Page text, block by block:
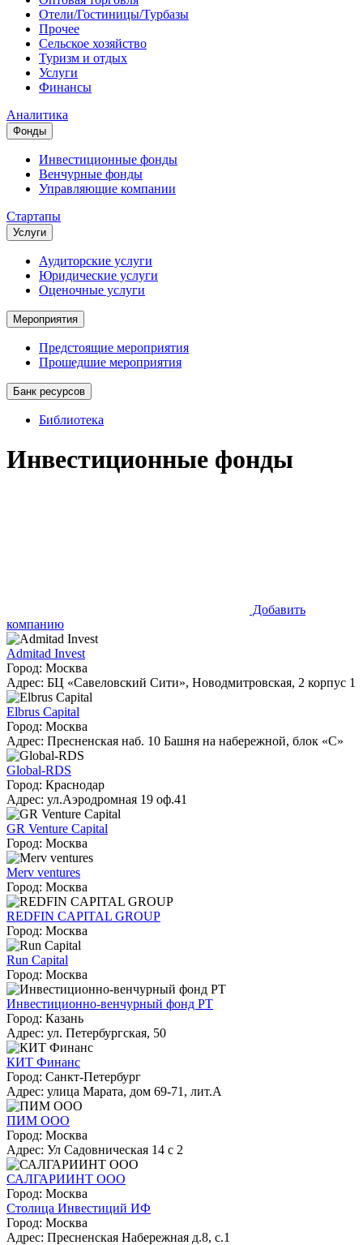
Отели/Гостиницы/Турбазы
Прочее
Сельское хозяйство
Туризм и отдых
Услуги
Финансы
Аналитика
Фонды
Инвестиционные фонды
Венчурные фонды
Управляющие компании
Стартапы
Услуги
Аудиторские услуги
Юридические услуги
Оценочные услуги
Мероприятия
Предстоящие мероприятия
Прошедшие мероприятия
Банк ресурсов
Библиотека
Инвестиционные фонды
Добавить
компанию
Admitad Invest
Город: Москва
Адрес: БЦ «Савеловский Сити», Новодмитровская, 2 корпус 1
Elbrus Capital
Город: Москва
Адрес: Пресненская наб. 10 Башня на набережной, блок «С»
Global-RDS
Город: Краснодар
Адрес: ул.Аэродромная 19 оф.41
GR Venture Capital
Город: Москва
Merv ventures
Город: Москва
REDFIN CAPITAL GROUP
Город: Москва
Run Capital
Город: Москва
Инвестиционно-венчурный фонд РТ
Город: Казань
Адрес: ул. Петербургская, 50
КИТ Финанс
Город: Санкт-Петербург
Адрес: улица Марата, дом 69-71, лит.А
ПИМ ООО
Город: Москва
Адрес: Ул Садовническая 14 с 2
САЛГАРИИНТ ООО
Город: Москва
Столица Инвестиций ИФ
Город: Москва
Адрес: Пресненская Набережная д.8, с.1